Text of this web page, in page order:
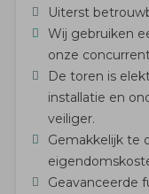
Uiterst
Wij gebruiken
onze
De toren is
installatie en
veiliger.
Gemakkelijk te
Geavanceerde